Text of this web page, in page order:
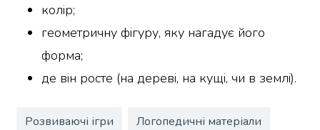
колір;
геометричну фігуру, яку нагадує його
форма;
де він росте (на дереві, на кущі, чи в землі).
Розвиваючі ігри Логопедичні матеріали